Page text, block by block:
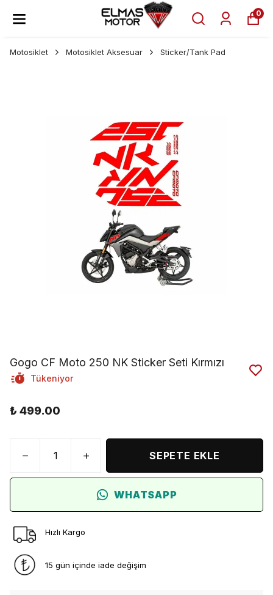
0
Motosiklet Motosiklet Aksesuar Sticker/Tank Pad
Gogo CF Moto 250 NK Sticker Seti Kırmızı
Tükeniyor
₺ 499.00
SEPETE EKLE
WHATSAPP
Hızlı Kargo
15 gün içinde iade değişim